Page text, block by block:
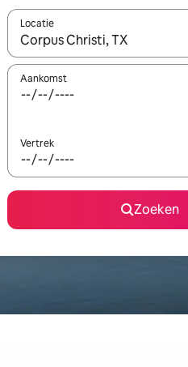
Locatie
Wanneer er resultaten
Aankomst
Vertrek
Zoeken